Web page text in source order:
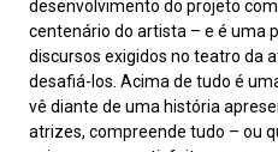
desenvolvimento do projeto
centenário do artista – e é uma
discursos exigidos no teatro da
desafiá-los. Acima de tudo é
vê diante de uma história
atrizes, compreende tudo – ou